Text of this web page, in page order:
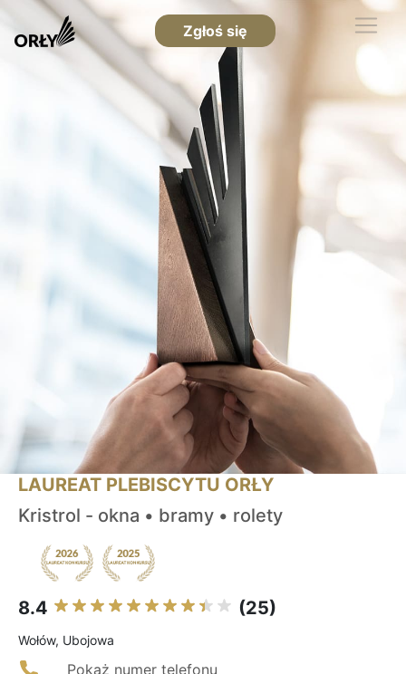
Zgłoś się
LAUREAT PLEBISCYTU ORŁY
Kristrol - okna • bramy • rolety
8.4 (25)
Wołów, Ubojowa
Pokaż numer telefonu